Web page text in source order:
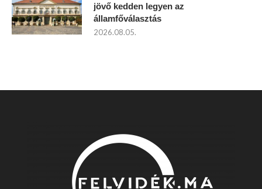
jövő kedden legyen az
államfőválasztás
2026.08.05.